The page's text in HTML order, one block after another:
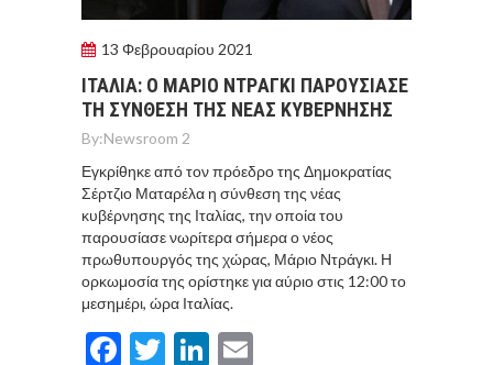
13 Φεβρουαρίου 2021
ΙΤΑΛIΑ: Ο ΜAΡΙΟ ΝΤΡAΓΚΙ ΠΑΡΟΥΣIΑΣΕ
ΤΗ ΣYΝΘΕΣΗ ΤΗΣ ΝEΑΣ ΚΥΒEΡΝΗΣΗΣ
By:Newsroom 2
Εγκρίθηκε από τον πρόεδρο της Δημοκρατίας
Σέρτζιο Ματαρέλα η σύνθεση της νέας
κυβέρνησης της Ιταλίας, την οποία του
παρουσίασε νωρίτερα σήμερα ο νέος
πρωθυπουργός της χώρας, Μάριο Ντράγκι. Η
ορκωμοσία της ορίστηκε για αύριο στις 12:00 το
μεσημέρι, ώρα Ιταλίας.
Facebook
TwitterLinkedIn